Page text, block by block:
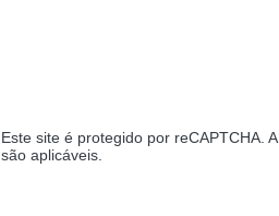
Este site é protegido por reCAPTCHA. A
são aplicáveis.